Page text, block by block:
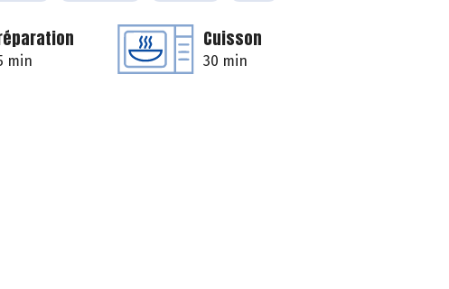
min
Cuisson
30 min